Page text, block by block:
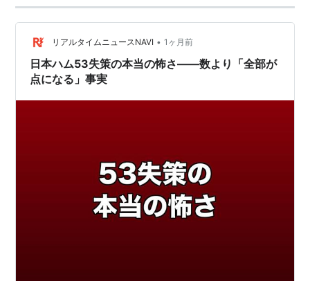
リアルタイムニュースNAVI • 1ヶ月前
日本ハム53失策の本当の怖さ——数より「全部が
点になる」事実